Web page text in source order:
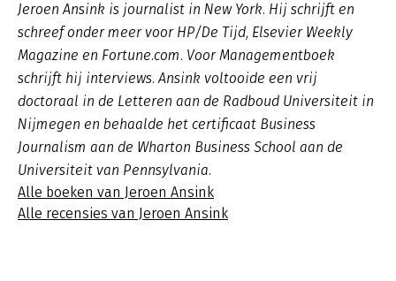
Jeroen Ansink is journalist in New York. Hij schrijft en
schreef onder meer voor HP/De Tijd, Elsevier Weekly
Magazine en Fortune.com. Voor Managementboek
schrijft hij interviews. Ansink voltooide een vrij
doctoraal in de Letteren aan de Radboud Universiteit in
Nijmegen en behaalde het certificaat Business
Journalism aan de Wharton Business School aan de
Universiteit van Pennsylvania.
Alle boeken van Jeroen Ansink
Alle recensies van Jeroen Ansink